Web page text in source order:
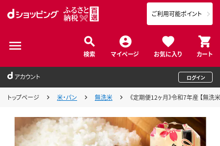
検索 マイページ お気に入り カート
ご利用可能ポイント
アカウント ログイン
トップページ 米・パン 無洗米 《定期便12ヶ月》令和7年産 【無